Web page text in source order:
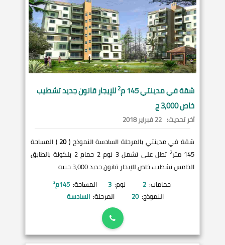
شقة فيمدينتي145 م 2للإيجار قانون جديد تشطيب
خاص 3,000 ج
آخر تحديث: 22 فبراير 2018
شقة في مدينتي بالمرحلة السادسة النموذج (20) المساحة
145 متر
2
تطل على تشمل 3 نوم 2 حمام 2 بلكونة بالطابق
الخامس تشطيب خاص للإيجار قانون جديد 3,000 جنيه
حمامات: 2 نوم: 3 المساحة: 145م²
النموذج: 20 المرحلة: السادسة